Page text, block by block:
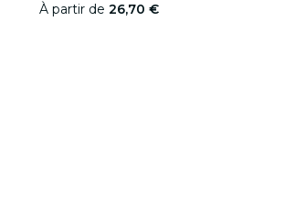
À partir de 26,70 €